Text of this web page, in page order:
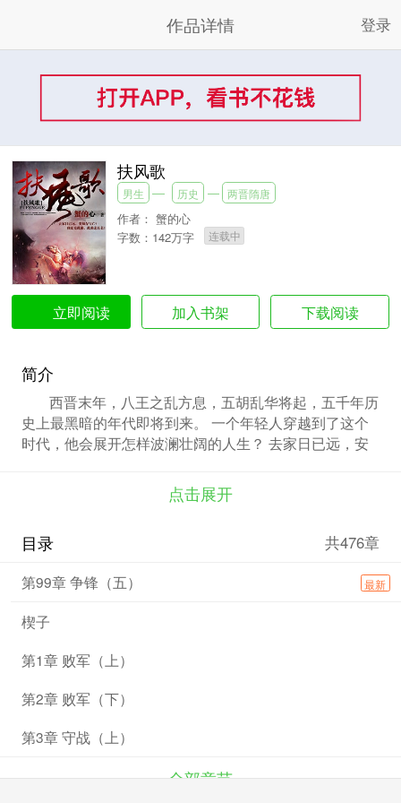
作品详情 登录
扶风歌
男生 历史 两晋隋唐
作者： 蟹的心
字数：142万字
连载中
立即阅读 加入书架 下载阅读
简介
西晋末年，八王之乱方息，五胡乱华将起，五千年历
史上最黑暗的年代即将到来。 一个年轻人穿越到了这个
时代，他会展开怎样波澜壮阔的人生？ 去家日已远，安
点击展开
目录 共476章
第99章 争锋（五） 最新
楔子
第1章 败军（上）
第2章 败军（下）
第3章 守战（上）
全部章节